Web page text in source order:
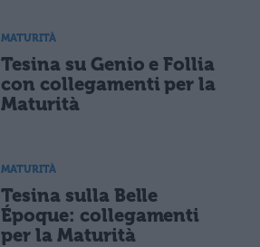
MATURITÀ
Tesina su Genio e Follia
con collegamenti per la
Maturità
MATURITÀ
Tesina sulla Belle
Époque: collegamenti
per la Maturità